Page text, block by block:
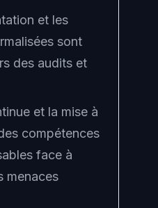
et les
sont
des audits et
et la mise à
compétences
face à
menaces